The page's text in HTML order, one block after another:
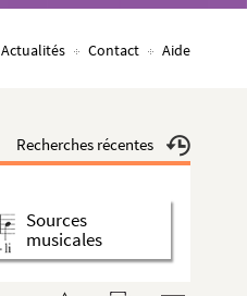
Actualités Contact Aide
Recherches récentes
Sources
musicales